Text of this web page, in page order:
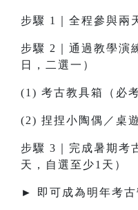
步驟 1｜全程參與兩
步驟 2｜通過教學演
日，二選一）
(1) 考古教具箱（必考
(2) 捏捏小陶偶／桌
步驟 3｜完成暑期考
天，自選至少1天）
► 即可成為明年考古